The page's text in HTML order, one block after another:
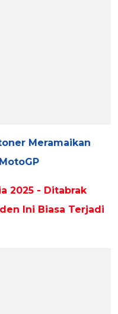
Meramaikan
2025 - Ditabrak
Ini Biasa Terjadi